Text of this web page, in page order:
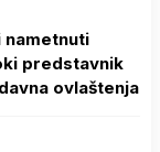
nametnuti
predstavnik
ovlaštenja